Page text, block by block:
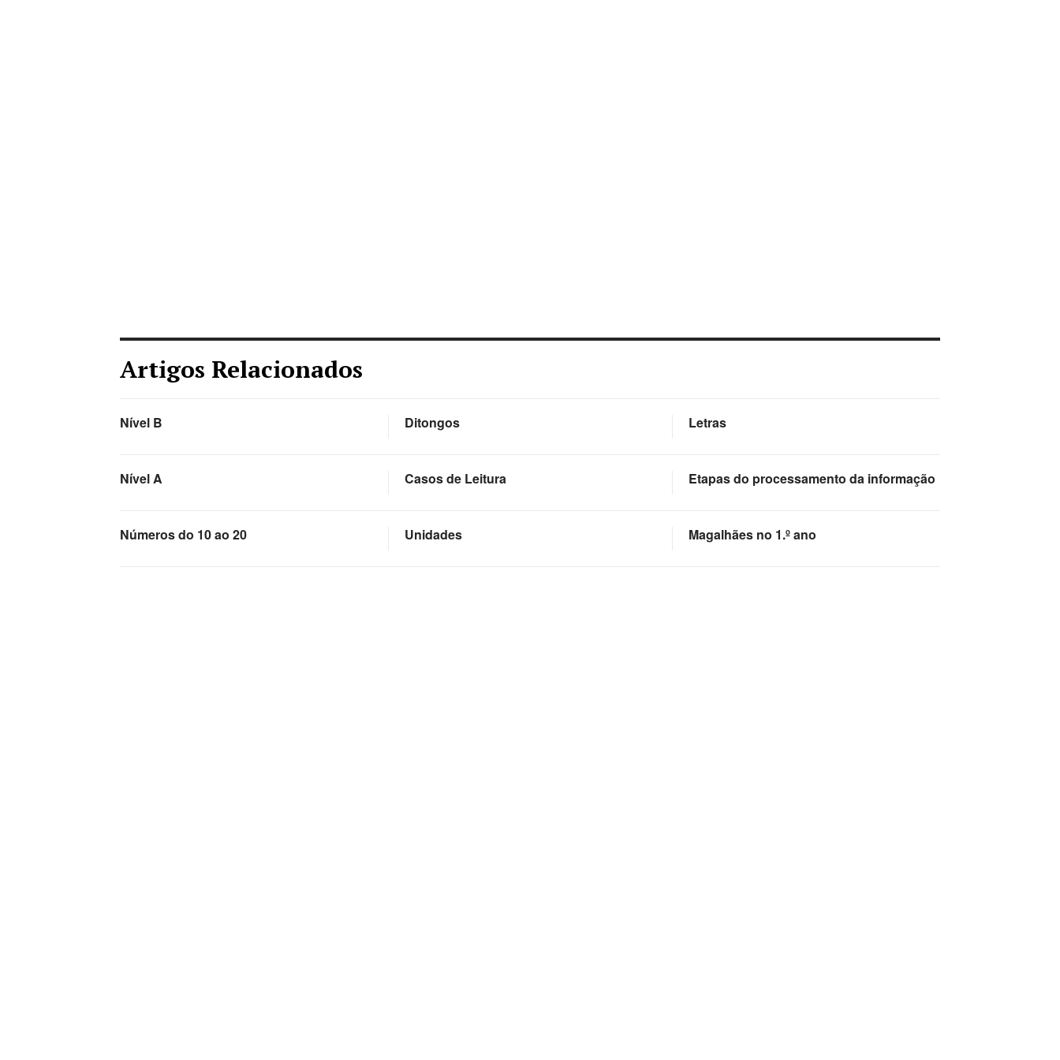
Artigos Relacionados
Nível B Ditongos Letras
Nível A Casos de Leitura Etapas do processamento da informação
Números do 10 ao 20 Unidades Magalhães no 1.º ano